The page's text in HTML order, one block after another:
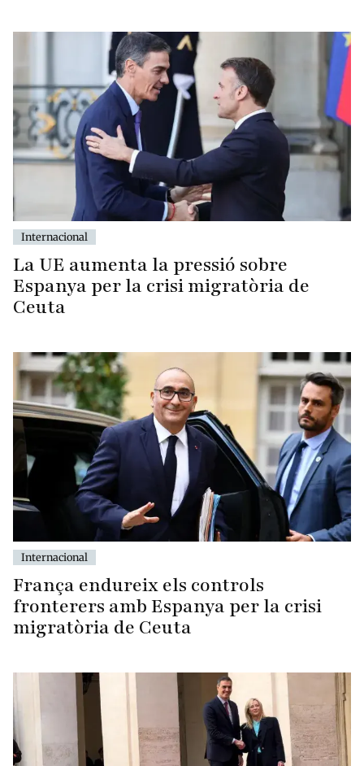
Internacional
La UE aumenta la pressió sobre
Espanya per la crisi migratòria de
Ceuta
Internacional
França endureix els controls
fronterers amb Espanya per la crisi
migratòria de Ceuta